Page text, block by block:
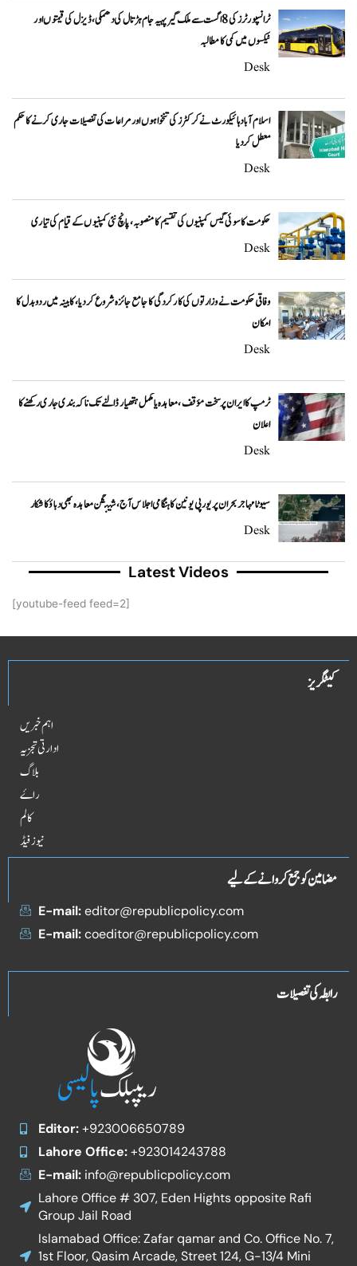
ٹرانسپورٹرز کی 8 اگست سے ملک گیر پہیہ جام ہڑتال کی دھمکی، ڈیزل کی قیمتوں اور
ٹیکسوں میں کمی کا مطالبہ
Desk
اسلام آباد ہائیکورٹ نے کرکٹرز کی تنخواہوں اور مراعات کی تفصیلات جاری کرنے کا حکم
معطل کر دیا
Desk
حکومت کا سوئی گیس کمپنیوں کی تقسیم کا منصوبہ، پانچ نئی کمپنیوں کے قیام کی تیاری
Desk
وفاقی حکومت نے وزارتوں کی کارکردگی کا جامع جائزہ شروع کر دیا، کابینہ میں ردوبدل کا
امکان
Desk
ٹرمپ کا ایران پر سخت مؤقف، معاہدہ یا مکمل ہتھیار ڈالنے تک ناکہ بندی جاری رکھنے کا
اعلان
Desk
سیوٹا مہاجر بحران پر یورپی یونین کا ہنگامی اجلاس آج، شینگن معاہدہ بھی دباؤ کا شکار
Desk
Latest Videos
[youtube-feed feed=2]
کیٹگریز
اہم خبریں
ادارتی تجزیہ
بلاگ
راۓ
کالم
نیوز فیڈ
مضامین کو جمع کروانے کے لیے
E-mail:editor@republicpolicy.com
E-mail:coeditor@republicpolicy.com
رابطہ کی تفصیلات
Editor:+923006650789
Lahore Office:+923014243788
E-mail:info@republicpolicy.com
Lahore Office # 307, Eden Hights opposite Rafi
Group Jail Road
Islamabad Office: Zafar qamar and Co. Office No. 7,
1st Floor, Qasim Arcade, Street 124, G-13/4 Mini